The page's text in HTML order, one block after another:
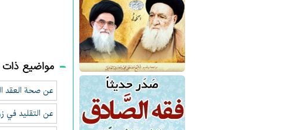
مواضيع
عن صحة العقد
عن التقليد في